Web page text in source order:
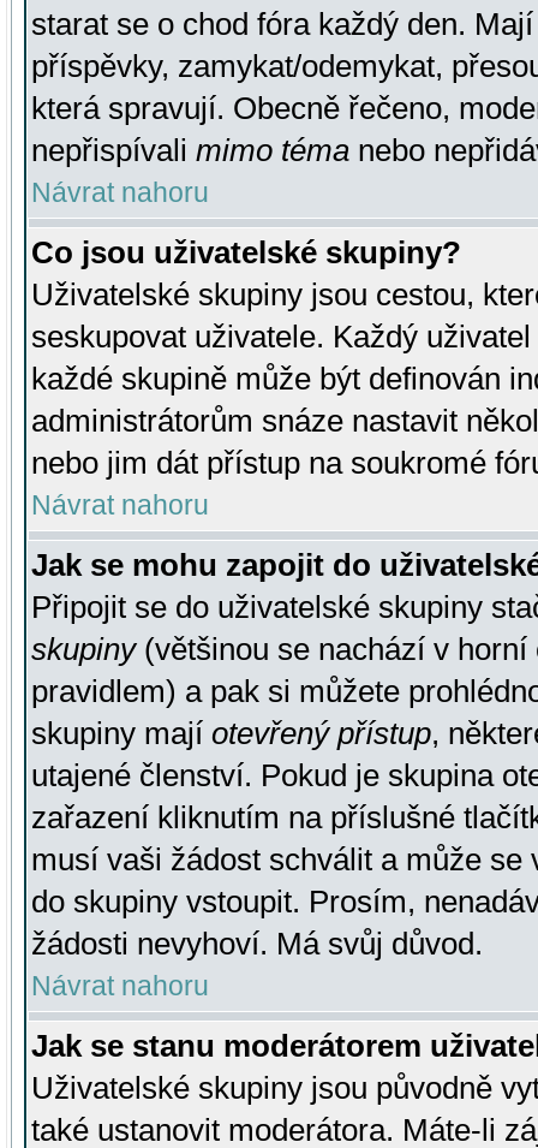
starat se o chod fóra každý den.
příspěvky, zamykat/odemykat,
která spravují. Obecně řečeno,
nepřispívali mimo téma nebo
Návrat nahoru
Co jsou uživatelské skupiny?
Uživatelské skupiny jsou cestou,
seskupovat uživatele. Každý
každé skupině může být definován
administrátorům snáze nastavit
nebo jim dát přístup na soukromé
Návrat nahoru
Jak se mohu zapojit do
Připojit se do uživatelské skupiny
skupiny(většinou se nachází v horní
pravidlem) a pak si můžete
skupiny mají otevřený přístup,
utajené členství. Pokud je skupina
zařazení kliknutím na příslušné
musí vaši žádost schválit a může se
do skupiny vstoupit. Prosím,
žádosti nevyhoví. Má svůj důvod.
Návrat nahoru
Jak se stanu moderátorem
Uživatelské skupiny jsou původně
také ustanovit moderátora. Máte-li